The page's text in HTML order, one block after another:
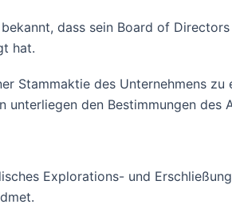
dass sein Board of
hat.
Stammaktie des Unternehmens
den Bestimmungen
Explorations- und